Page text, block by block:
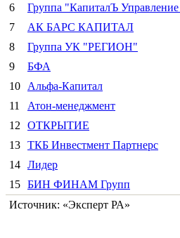
6
Группа "КапиталЪ
7
АК БАРС КАПИТАЛ
8
Группа УК "РЕГИОН"
9
БФА
10
Альфа-Капитал
11
Атон-менеджмент
12
ОТКРЫТИЕ
13 ТКБ Инвестмент Партнерс
14 Лидер
15 БИН ФИНАМ Групп
Источник: «Эксперт РА»